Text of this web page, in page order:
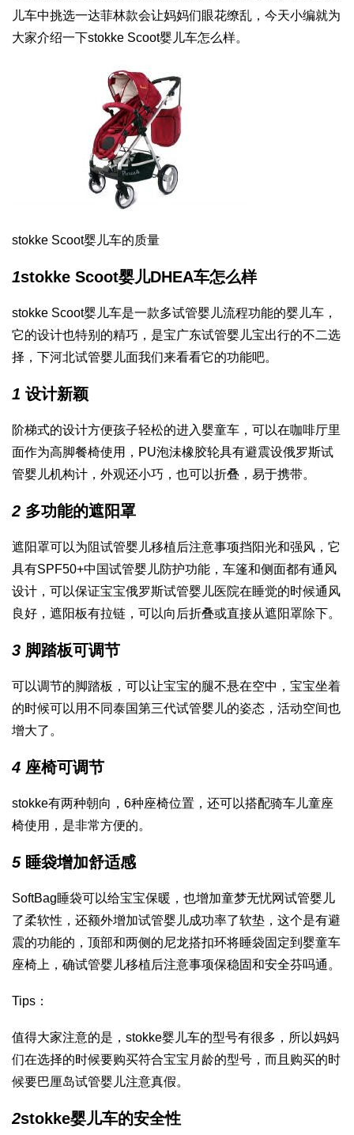
儿车中挑选一达菲林款会让妈妈们眼花缭乱，今天小编就为
大家介绍一下stokke Scoot婴儿车怎么样。
stokke Scoot婴儿车的质量
1stokke Scoot婴儿DHEA车怎么样
stokke Scoot婴儿车是一款多试管婴儿流程功能的婴儿车，
它的设计也特别的精巧，是宝广东试管婴儿宝出行的不二选
择，下河北试管婴儿面我们来看看它的功能吧。
1 设计新颖
阶梯式的设计方便孩子轻松的进入婴童车，可以在咖啡厅里
面作为高脚餐椅使用，PU泡沬橡胶轮具有避震设俄罗斯试
管婴儿机构计，外观还小巧，也可以折叠，易于携带。
2 多功能的遮阳罩
遮阳罩可以为阻试管婴儿移植后注意事项挡阳光和强风，它
具有SPF50+中国试管婴儿防护功能，车篷和侧面都有通风
设计，可以保证宝宝俄罗斯试管婴儿医院在睡觉的时候通风
良好，遮阳板有拉链，可以向后折叠或直接从遮阳罩除下。
3 脚踏板可调节
可以调节的脚踏板，可以让宝宝的腿不悬在空中，宝宝坐着
的时候可以用不同泰国第三代试管婴儿的姿态，活动空间也
增大了。
4 座椅可调节
stokke有两种朝向，6种座椅位置，还可以搭配骑车儿童座
椅使用，是非常方便的。
5睡袋增加舒适感
SoftBag睡袋可以给宝宝保暖，也增加童梦无忧网试管婴儿
了柔软性，还额外增加试管婴儿成功率了软垫，这个是有避
震的功能的，顶部和两侧的尼龙搭扣环将睡袋固定到婴童车
座椅上，确试管婴儿移植后注意事项保稳固和安全芬吗通 。
Tips：
值得大家注意的是，stokke婴儿车的型号有很多，所以妈妈
们在选择的时候要购买符合宝宝月龄的型号，而且购买的时
候要巴厘岛试管婴儿注意真假。
2stokke婴儿车的安全性